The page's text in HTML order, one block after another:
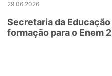
29.06.2026
Secretaria da
formação para o Enem